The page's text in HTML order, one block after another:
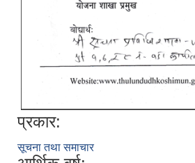
प्रकार:
सूचना तथा समाचार